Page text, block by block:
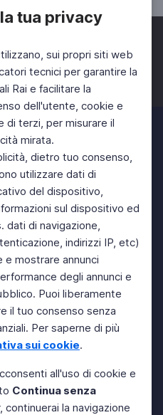
tua privacy
sui propri siti web
tecnici per garantire la
Rai e facilitare la
dell'utente, cookie e
di terzi, per misurare il
mirata.
dietro tuo consenso,
utilizzare dati di
del dispositivo,
sul dispositivo ed
dati di navigazione,
indirizzi IP, etc)
e mostrare annunci
degli annunci e
Puoi liberamente
il tuo consenso senza
Per saperne di più
sui cookie.
all'uso di cookie e
Continua senza
continuerai la navigazione
Instagram